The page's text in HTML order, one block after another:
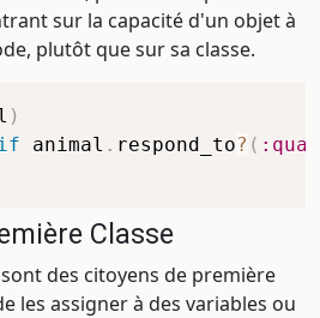
sur la capacité d'un objet à
plutôt que sur sa classe.
)
animal . respond_to? (
Classe
des citoyens de première
les assigner à des variables ou